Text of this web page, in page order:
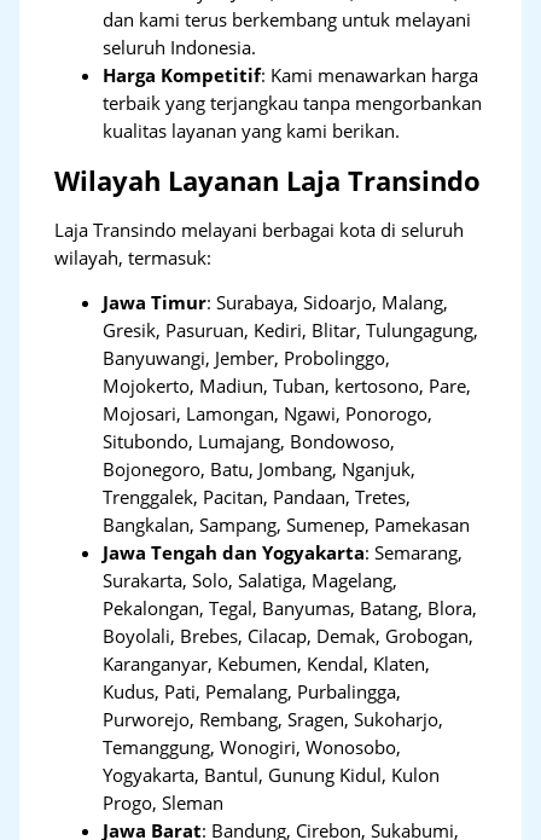
dan kami terus berkembang untuk melayani
seluruh Indonesia.
Harga Kompetitif: Kami menawarkan harga
terbaik yang terjangkau tanpa mengorbankan
kualitas layanan yang kami berikan.
Wilayah Layanan Laja Transindo
Laja Transindo melayani berbagai kota di seluruh
wilayah, termasuk:
Jawa Timur:Surabaya, Sidoarjo, Malang,
Gresik, Pasuruan, Kediri, Blitar, Tulungagung,
Banyuwangi, Jember, Probolinggo,
Mojokerto, Madiun, Tuban, kertosono, Pare,
Mojosari, Lamongan, Ngawi, Ponorogo,
Situbondo, Lumajang, Bondowoso,
Bojonegoro, Batu, Jombang, Nganjuk,
Trenggalek, Pacitan, Pandaan, Tretes,
Bangkalan, Sampang, Sumenep, Pamekasan
Jawa Tengah dan Yogyakarta:Semarang,
Surakarta, Solo, Salatiga, Magelang,
Pekalongan, Tegal, Banyumas, Batang, Blora,
Boyolali, Brebes, Cilacap, Demak, Grobogan,
Karanganyar, Kebumen, Kendal, Klaten,
Kudus, Pati, Pemalang, Purbalingga,
Purworejo, Rembang, Sragen, Sukoharjo,
Temanggung, Wonogiri, Wonosobo,
Yogyakarta, Bantul, Gunung Kidul, Kulon
Progo, Sleman
Jawa Barat: Bandung, Cirebon, Sukabumi,